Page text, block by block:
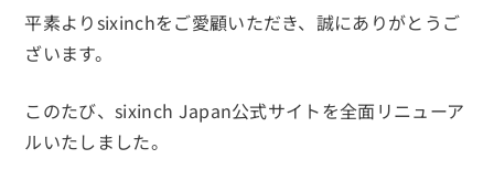
平素よりsixinchをご愛顧いただき、誠にありがとうご
ざいます。
このたび、sixinch Japan公式サイトを全面リニューア
ルいたしました。